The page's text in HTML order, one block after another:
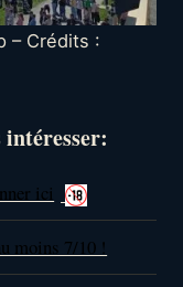
– Crédits :
intéresser:
ici
moins 7/10 !